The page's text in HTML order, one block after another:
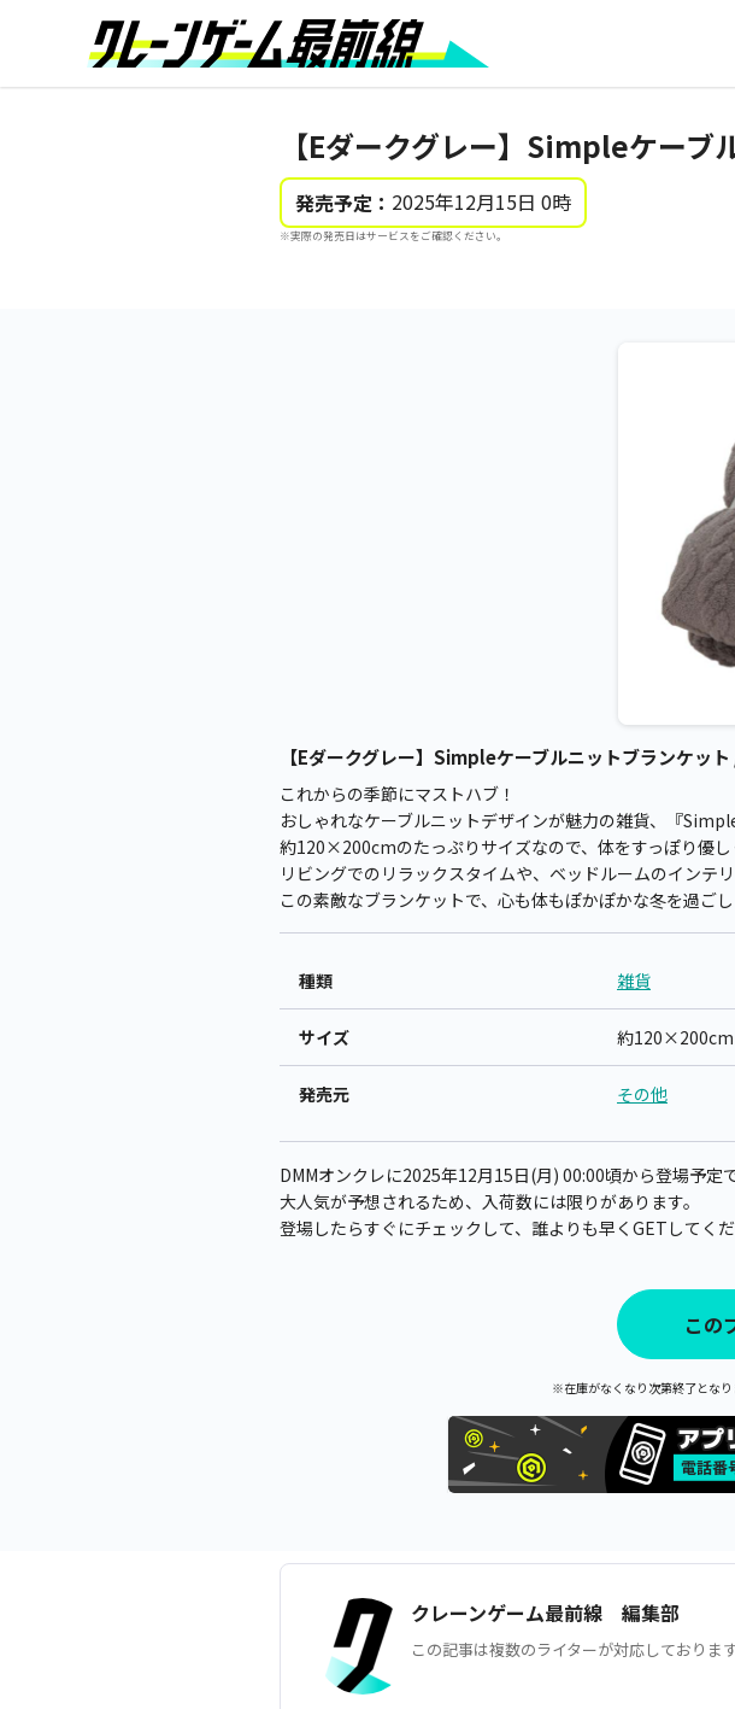
【Eダークグレー】Simpleケーブ
発売予定： 2025年12月15日 0時
※実際の発売日はサービスをご確認ください。
【Eダークグレー】Simpleケーブルニットブランケッ
これからの季節にマストハブ！
おしゃれなケーブルニットデザインが魅力の雑貨、『
約120×200cmのたっぷりサイズなので、体をすっぽり優し
リビングでのリラックスタイムや、ベッドルームのインテ
この素敵なブランケットで、心も体もぽかぽかな冬を過ご
種類 雑貨
サイズ 約120×200cm
発売元 その他
DMMオンクレに2025年12月15日(月) 00:00頃から登場予定
大人気が予想されるため、入荷数には限りがあります。
登場したらすぐにチェックして、誰よりも早くGETしてくだ
この
※在庫がなくなり次第終了となり
クレーンゲーム最前線 編集部
この記事は複数のライターが対応しております